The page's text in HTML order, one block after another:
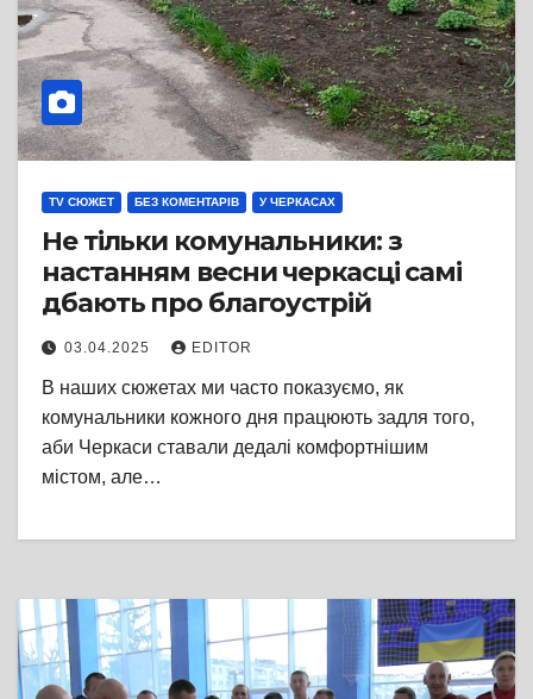
TV СЮЖЕТ БЕЗ КОМЕНТАРІВ У ЧЕРКАСАХ
Не тільки комунальники: з
настанням весни черкасці самі
дбають про благоустрій
03.04.2025 EDITOR
В наших сюжетах ми часто показуємо, як
комунальники кожного дня працюють задля того,
аби Черкаси ставали дедалі комфортнішим
містом, але…